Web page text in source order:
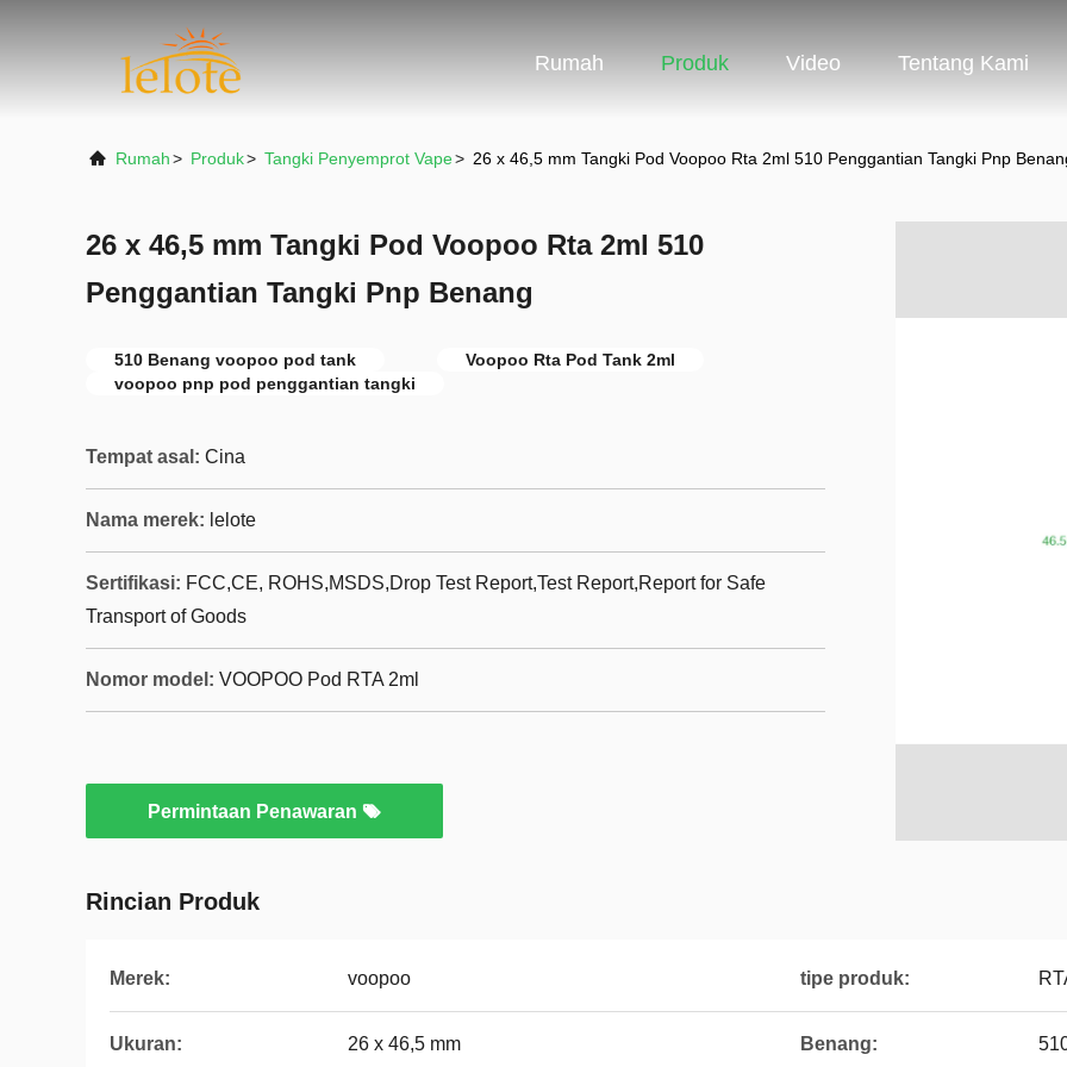
Rumah Produk Video Tentang Kami
Rumah> Produk> Tangki Penyemprot Vape> 26 x 46,5 mm Tangki Pod Voopoo Rta 2ml 510 Penggantian Tangki Pnp
26 x 46,5 mm Tangki Pod Voopoo Rta 2ml 510
Penggantian Tangki Pnp Benang
510 Benang voopoo pod tank
Voopoo Rta Pod Tank 2ml
voopoo pnp pod penggantian tangki
Tempat asal: Cina
Nama merek: lelote
Sertifikasi: FCC,CE, ROHS,MSDS,Drop Test Report,Test Report,Report for Safe
Transport of Goods
Nomor model: VOOPOO Pod RTA 2ml
Permintaan Penawaran
Rincian Produk
Merek: voopoo tipe produk:
Ukuran: 26 x 46,5 mm Benang: